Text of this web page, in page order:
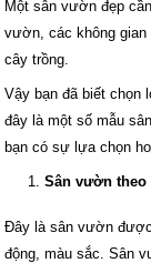
Một sân vườn đẹp
vườn, các không gian
cây trồng.
Vậy bạn đã biết chọn
đây là một số mẫu
bạn có sự lựa chọn
Sân vườn
Đây là sân vườn
động, màu sắc. Sân